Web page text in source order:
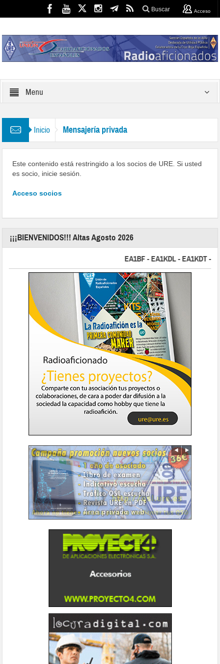
Buscar Acceso
Menu
Inicio Mensajería privada
Este contenido está restringido a los socios de URE. Si usted
es socio, inicie sesión.
Acceso socios
¡¡¡BIENVENIDOS!!! Altas Agosto 2026
EA1BF - EA1KDL - EA1KDT -